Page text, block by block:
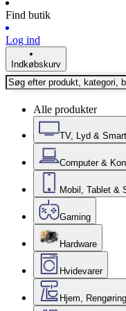
Find butik
Log ind
Indkøbskurv
Alle produkter
TV, Lyd &
Computer &
Mobil, Tablet &
Gaming
Hardware
Hvidevarer
Hjem,